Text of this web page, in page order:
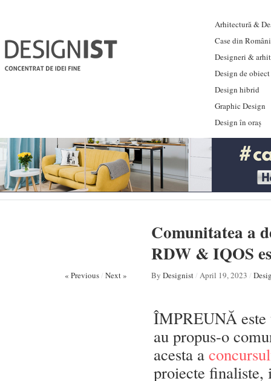
Arhitectură &
Case din
Designeri &
Design de obiect
Design hibrid
Graphic Design
Design în oraș
Comunitatea a
RDW & IQOS
« Previous/ Next » By Designist/ April 19, 2023 /
ÎMPREUNĂ este
au propus-o
acesta a
proiecte finaliste,